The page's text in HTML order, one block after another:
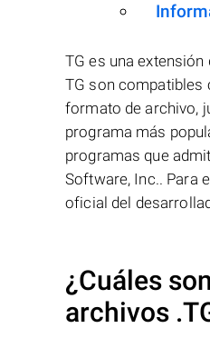
TG es una
TG son compatibles
formato de archivo,
programa más
programas que
Software, Inc.. Para
oficial del
¿Cuáles
archivos